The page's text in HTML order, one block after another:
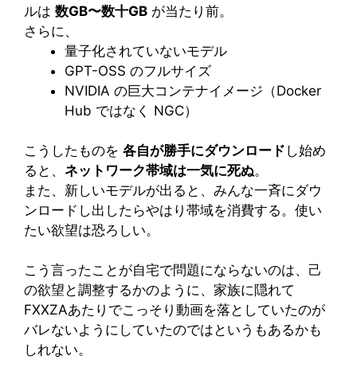
ルは 数GB〜数十GB が当たり前。
さらに、
量子化されていないモデル
GPT-OSS のフルサイズ
NVIDIA の巨大コンテナイメージ（Docker
Hub ではなく NGC）
こうしたものを 各自が勝手にダウンロード し始め
ると、 ネットワーク帯域は一気に死ぬ。
また、新しいモデルが出ると、みんな一斉にダウ
ンロードし出したらやはり帯域を消費する。使い
たい欲望は恐ろしい。
こう言ったことが自宅で問題にならないのは、己
の欲望と調整するかのように、家族に隠れて
FXXZAあたりでこっそり動画を落としていたのが
バレないようにしていたのではというもあるかも
しれない。